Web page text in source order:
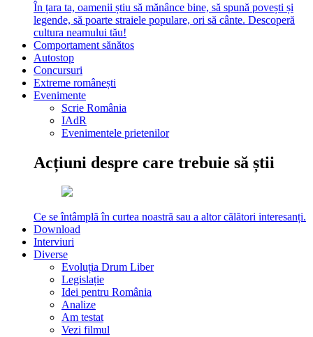
În țara ta, oamenii știu să mănânce bine, să spună povești și
legende, să poarte straiele populare, ori să cânte. Descoperă
cultura neamului tău!
Comportament sănătos
Autostop
Concursuri
Extreme românești
Evenimente
Scrie România
IAdR
Evenimentele prietenilor
Acțiuni despre care trebuie să știi
Ce se întâmplă în curtea noastră sau a altor călători interesanți.
Download
Interviuri
Diverse
Evoluția Drum Liber
Legislație
Idei pentru România
Analize
Am testat
Vezi filmul